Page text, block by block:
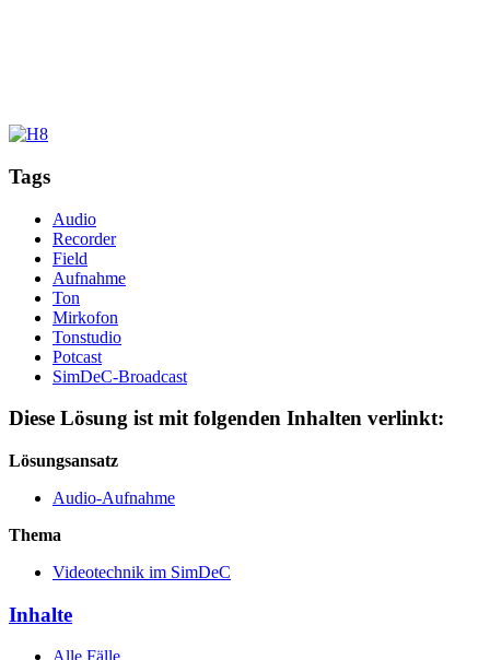
Tags
Audio
Recorder
Field
Aufnahme
Ton
Mirkofon
Tonstudio
Potcast
SimDeC-Broadcast
Diese Lösung ist mit folgenden Inhalten verlinkt:
Lösungsansatz
Audio-Aufnahme
Thema
Videotechnik im SimDeC
Inhalte